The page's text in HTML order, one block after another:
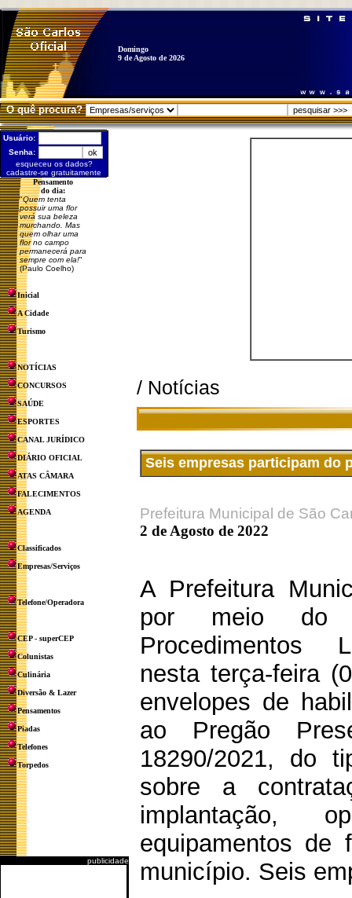
Domingo
9 de Agosto de 2026
O quê procura?
Usuário:
Senha:
esqueceu os dados?
cadastre-se gratuitamente
Pensamento
do dia:
"Quem tenta
possuir uma flor
verá sua beleza
murchando. Mas
quem olhar uma
flor no campo
permanecerá para
sempre com ela!"
(Paulo Coelho)
Inicial
A Cidade
Turismo
NOTÍCIAS
CONCURSOS
SAÚDE
ESPORTES
CANAL JURÍDICO
DIÁRIO OFICIAL
ATAS CÂMARA
FALECIMENTOS
AGENDA
Classificados
Empresas/Serviços
Telefone/Operadora
CEP - superCEP
Colunistas
Culinária
Diversão & Lazer
Pensamentos
Piadas
Telefones
Torpedos
publicidade
/ Notícias
Seis empresas participam do
Prefeitura Municipal de São
2 de Agosto de 2022
A Prefeitura
por meio do
Procedimentos
nesta terça-feira
envelopes de
ao Pregão
18290/2021, do
sobre a
implantação,
equipamentos de
município. Seis